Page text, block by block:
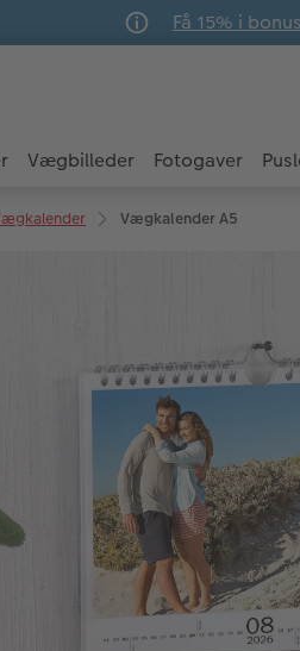
Få 15% i bonus
Vægbilleder Fotogaver
Vægkalender A5